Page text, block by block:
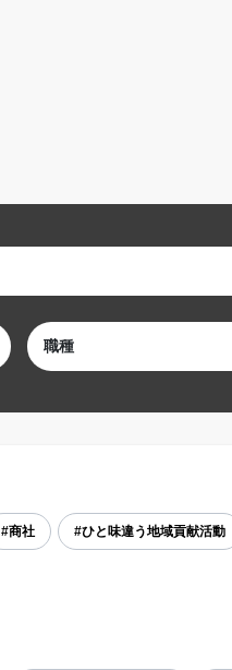
#商社 #ひと味違う地域貢献活動